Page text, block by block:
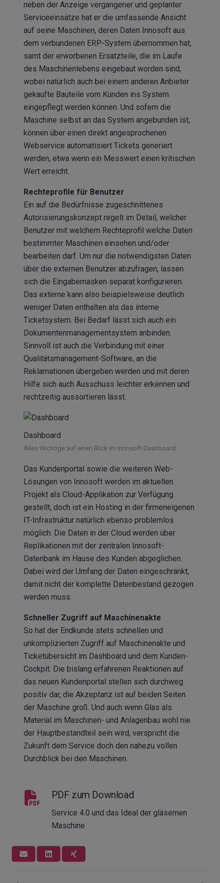
neben der Anzeige vergangener und geplanter
Serviceeinsätze hat er die umfassende Ansicht
auf seine Maschinen, deren Daten Innosoft aus
dem verbundenen ERP-System übernommen hat,
samt der erworbenen Ersatzteile, die im Laufe
des Maschinenlebens eingebaut worden sind,
wobei natürlich auch bei einem anderen Anbieter
gekaufte Bauteile vom Kunden ins System
eingepflegt werden können. Und sofern die
Maschine selbst an das System angebunden ist,
können über einen direkt angesprochenen
Webservice automatisiert Tickets generiert
werden, etwa wenn ein Messwert einen kritischen
Wert erreicht.
Rechteprofile für Benutzer
Ein auf die Bedürfnisse zugeschnittenes
Autorisierungskonzept regelt im Detail, welcher
Benutzer mit welchem Rechteprofil welche Daten
bestimmter Maschinen einsehen und/oder
bearbeiten darf. Um nur die notwendigsten Daten
über die externen Benutzer abzufragen, lassen
sich die Eingabemasken separat konfigurieren.
Das externe kann also beispielsweise deutlich
weniger Daten enthalten als das interne
Ticketsystem. Bei Bedarf lässt sich auch ein
Dokumentenmanagementsystem anbinden.
Sinnvoll ist auch die Verbindung mit einer
Qualitätsmanagement-Software, an die
Reklamationen übergeben werden und mit deren
Hilfe sich auch Ausschuss leichter erkennen und
rechtzeitig aussortieren lässt.
Dashboard
Alles Wichtige auf einen Blick im Innosoft Dashboard
Das Kundenportal sowie die weiteren Web-
Lösungen von Innosoft werden im aktuellen
Projekt als Cloud-Applikation zur Verfügung
gestellt, doch ist ein Hosting in der firmeneigenen
IT-Infrastruktur natürlich ebenso problemlos
möglich. Die Daten in der Cloud werden über
Replikationen mit der zentralen Innosoft-
Datenbank im Hause des Kunden abgeglichen.
Dabei wird der Umfang der Daten eingeschränkt,
damit nicht der komplette Datenbestand gezogen
werden muss.
Schneller Zugriff auf Maschinenakte
So hat der Endkunde stets schnellen und
unkomplizierten Zugriff auf Maschinenakte und
Ticketübersicht im Dashboard und dem Kunden-
Cockpit. Die bislang erfahrenen Reaktionen auf
das neuen Kundenportal stellen sich durchweg
positiv dar, die Akzeptanz ist auf beiden Seiten
der Maschine groß. Und auch wenn Glas als
Material im Maschinen- und Anlagenbau wohl nie
der Hauptbestandteil sein wird, verspricht die
Zukunft dem Service doch den nahezu vollen
Durchblick bei den Maschinen.
PDF zum Download
Service 4.0 und das Ideal der gläsernen
Maschine